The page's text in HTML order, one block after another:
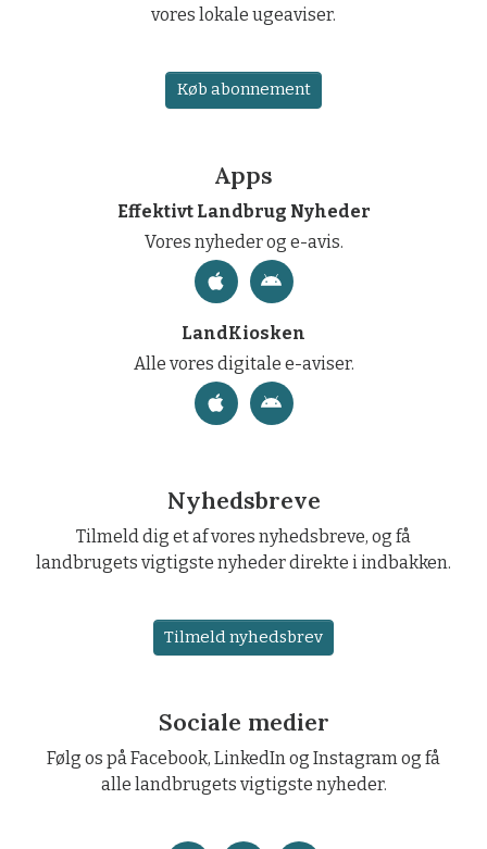
vores lokale ugeaviser.
Køb abonnement
Apps
Effektivt Landbrug Nyheder
Vores nyheder og e-avis.
LandKiosken
Alle vores digitale e-aviser.
Nyhedsbreve
Tilmeld dig et af vores nyhedsbreve, og få
landbrugets vigtigste nyheder direkte i indbakken.
Tilmeld nyhedsbrev
Sociale medier
Følg os på Facebook, LinkedIn og Instagram og få
alle landbrugets vigtigste nyheder.